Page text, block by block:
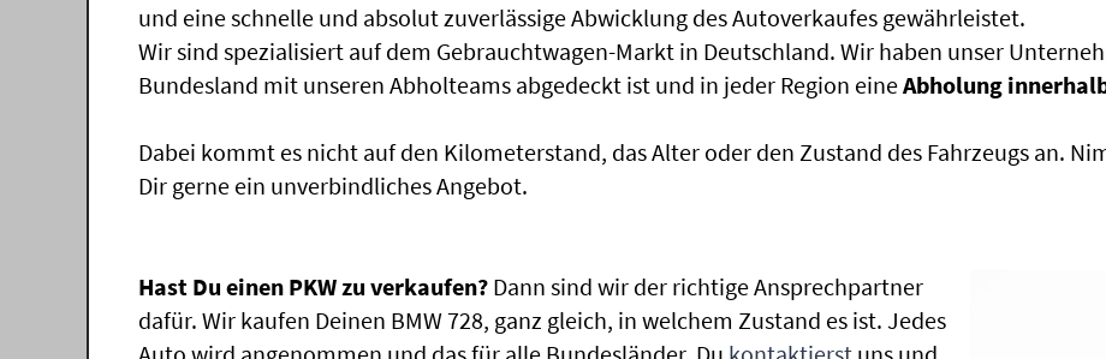
und eine schnelle und absolut zuverlässige Abwicklung des Autoverkaufes gewährleistet.
Wir sind spezialisiert auf dem Gebrauchtwagen-Markt in Deutschland. Wir haben unser
Bundesland mit unseren Abholteams abgedeckt ist und in jeder Region eineAbholung
Dabei kommt es nicht auf den Kilometerstand, das Alter oder den Zustand des Fahrzeugs an.
Dir gerne ein unverbindliches Angebot.
Hast Du einen PKW zu verkaufen? Dann sind wir der richtige Ansprechpartner
dafür. Wir kaufen Deinen BMW 728, ganz gleich, in welchem Zustand es ist. Jedes